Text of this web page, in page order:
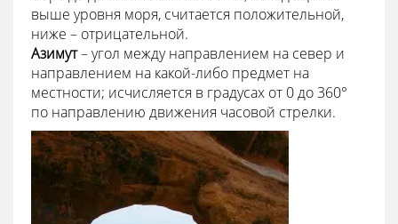
выше уровня моря, считается положительной,
ниже – отрицательной.
Азимут– угол между направлением на север и
направлением на какой-либо предмет на
местности; исчисляется в градусах от 0 до 360°
по направлению движения часовой стрелки.